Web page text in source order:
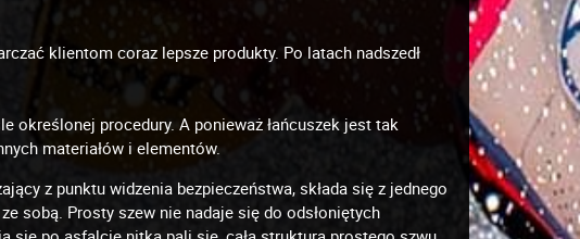
klientom coraz lepsze produkty. Po latach nadszedł
określonej procedury. A ponieważ łańcuszek jest tak
materiałów i elementów.
z punktu widzenia bezpieczeństwa, składa się z jednego
sobą. Prosty szew nie nadaje się do odsłoniętych